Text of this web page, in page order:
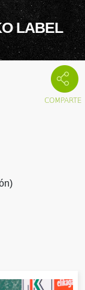
LABEL